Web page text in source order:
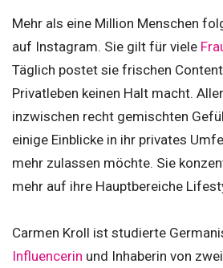
Mehr als eine Million Menschen
auf Instagram. Sie gilt für viele
Täglich postet sie frischen
Privatleben keinen Halt macht.
inzwischen recht gemischten
einige Einblicke in ihr privates
mehr zulassen möchte. Sie
mehr auf ihre Hauptbereiche
Carmen Kroll ist studierte
Influencerin und Inhaberin von